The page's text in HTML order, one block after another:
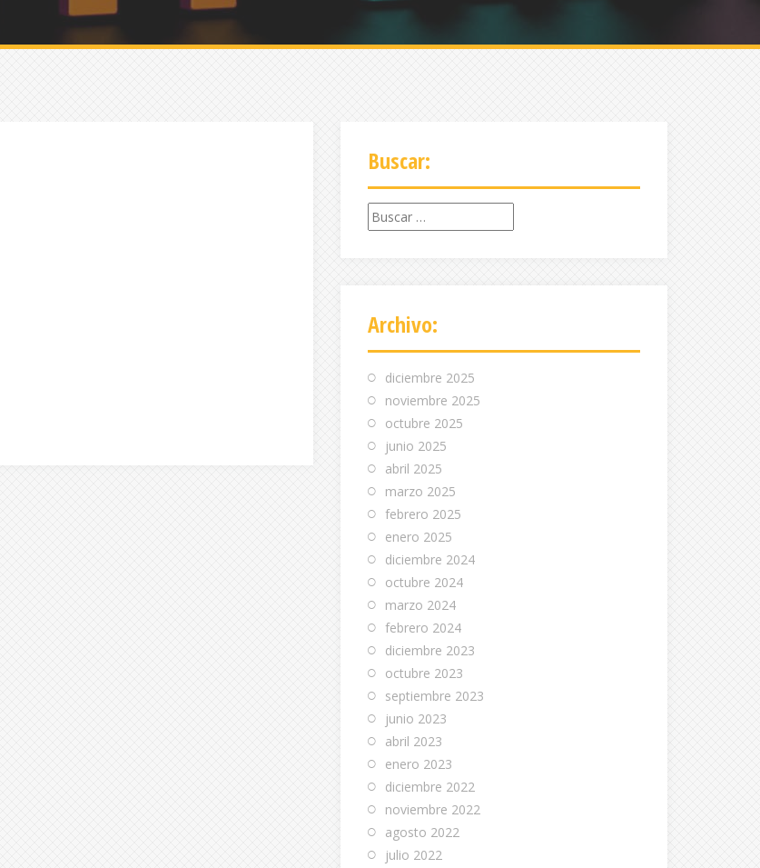
Buscar:
Buscar:
Archivo:
diciembre 2025
noviembre 2025
octubre 2025
junio 2025
abril 2025
marzo 2025
febrero 2025
enero 2025
diciembre 2024
octubre 2024
marzo 2024
febrero 2024
diciembre 2023
octubre 2023
septiembre 2023
junio 2023
abril 2023
enero 2023
diciembre 2022
noviembre 2022
agosto 2022
julio 2022